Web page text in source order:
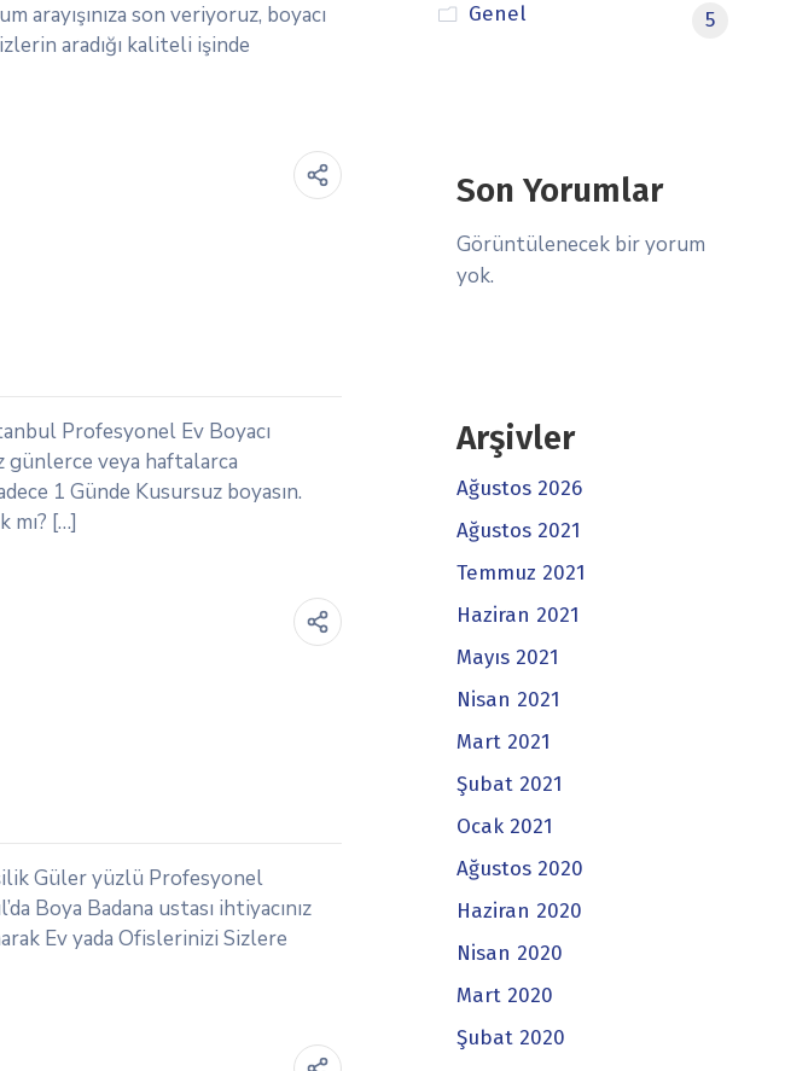
arayışınıza son veriyoruz, boyacı
aradığı kaliteli işinde
Profesyonel Ev Boyacı
günlerce veya haftalarca
1 Günde Kusursuz boyasın.
mı? […]
Güler yüzlü Profesyonel
Boya Badana ustası ihtiyacınız
Ev yada Ofislerinizi Sizlere
Genel
5
Son Yorumlar
Görüntülenecek bir yorum
yok.
Arşivler
Ağustos 2026
Ağustos 2021
Temmuz 2021
Haziran 2021
Mayıs 2021
Nisan 2021
Mart 2021
Şubat 2021
Ocak 2021
Ağustos 2020
Haziran 2020
Nisan 2020
Mart 2020
Şubat 2020